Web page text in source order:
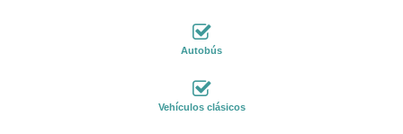
Autobús
Vehículos clásicos